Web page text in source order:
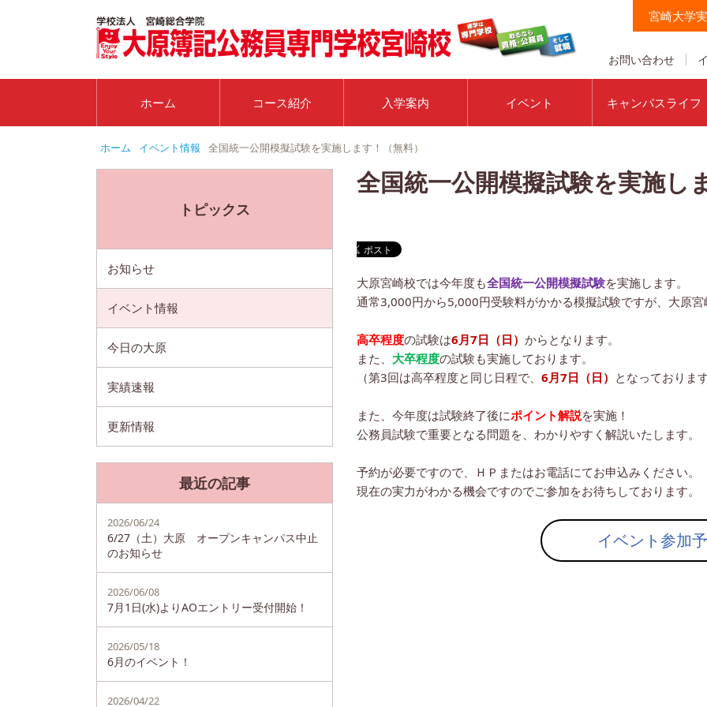
宮崎大学
お問い合わせ
ホーム コース紹介 入学案内 イベント キャンパスライフ
ホーム イベント情報 全国統一公開模擬試験を実施します！（無料）
全国統一公開模擬試験を実施し
大原宮崎校では今年度も全国統一公開模擬試験を実施します。
通常3,000円から5,000円受験料がかかる模擬試験ですが、大原宮
高卒程度の試験は6月7日（日） からとなります。
また、 大卒程度の試験も実施しております。
（第3回は高卒程度と同じ日程で、 6月7日（日） となっております
また、今年度は試験終了後にポイント解説を実施！
公務員試験で重要となる問題を、わかりやすく解説いたします。
予約が必要ですので、ＨＰまたはお電話にてお申込みください。
現在の実力がわかる機会ですのでご参加をお待ちしております。
イベント参加
トピックス
お知らせ
イベント情報
今日の大原
実績速報
更新情報
最近の記事
2026/06/24
6/27（土）大原 オープンキャンパス中止
のお知らせ
2026/06/08
7月1日(水)よりAOエントリー受付開始！
2026/05/18
6月のイベント！
2026/04/22